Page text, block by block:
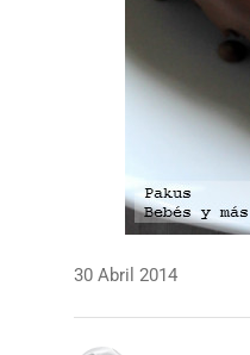
30 Abril 2014